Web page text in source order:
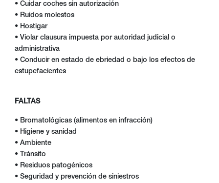
• Cuidar coches sin autorización
• Ruidos molestos
• Hostigar
• Violar clausura impuesta por autoridad judicial o
administrativa
• Conducir en estado de ebriedad o bajo los efectos de
estupefacientes
FALTAS
• Bromatológicas (alimentos en infracción)
• Higiene y sanidad
• Ambiente
• Tránsito
• Residuos patogénicos
• Seguridad y prevención de siniestros